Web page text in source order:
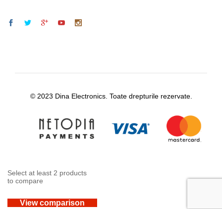
© 2023 Dina Electronics. Toate drepturile rezervate.
Select at least 2 products
to compare
View comparison